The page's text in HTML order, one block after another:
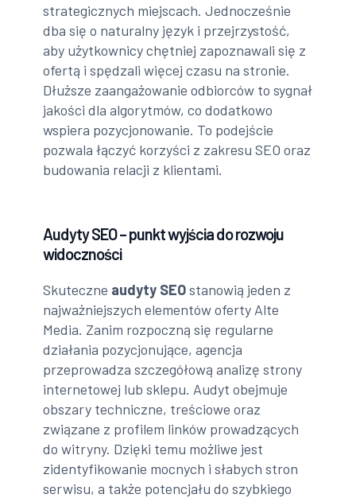
strategicznych miejscach. Jednocześnie
dba się o naturalny język i przejrzystość,
aby użytkownicy chętniej zapoznawali się z
ofertą i spędzali więcej czasu na stronie.
Dłuższe zaangażowanie odbiorców to sygnał
jakości dla algorytmów, co dodatkowo
wspiera pozycjonowanie. To podejście
pozwala łączyć korzyści z zakresu SEO oraz
budowania relacji z klientami.
Audyty SEO – punkt wyjścia do rozwoju
widoczności
Skuteczne audyty SEOstanowią jeden z
najważniejszych elementów oferty Alte
Media. Zanim rozpoczną się regularne
działania pozycjonujące, agencja
przeprowadza szczegółową analizę strony
internetowej lub sklepu. Audyt obejmuje
obszary techniczne, treściowe oraz
związane z profilem linków prowadzących
do witryny. Dzięki temu możliwe jest
zidentyfikowanie mocnych i słabych stron
serwisu, a także potencjału do szybkiego